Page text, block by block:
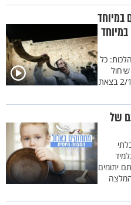
במיוחד
כל
ביום רביעי, 1/10 בערב עד יום חמישי 2/10 בצאת
של
יתומים